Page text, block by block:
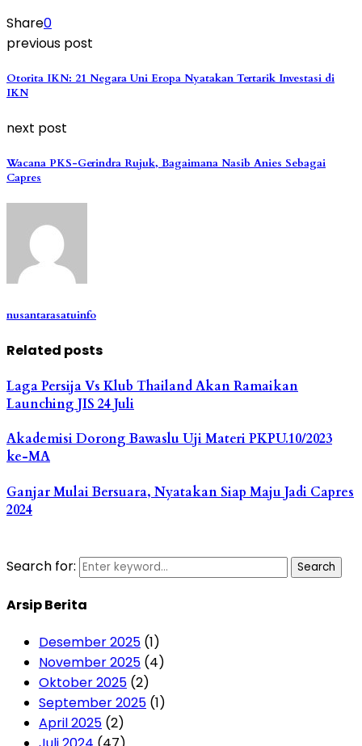
Share0
previous post
Otorita IKN: 21 Negara Uni Eropa Nyatakan Tertarik Investasi di
IKN
next post
Wacana PKS-Gerindra Rujuk, Bagaimana Nasib Anies Sebagai
Capres
nusantarasatuinfo
Related posts
Laga Persija Vs Klub Thailand Akan Ramaikan
Launching JIS 24 Juli
Akademisi Dorong Bawaslu Uji Materi PKPU.10/2023
ke-MA
Ganjar Mulai Bersuara, Nyatakan Siap Maju Jadi Capres
2024
Search for: Search
Arsip Berita
Desember 2025 (1)
November 2025 (4)
Oktober 2025 (2)
September 2025 (1)
April 2025 (2)